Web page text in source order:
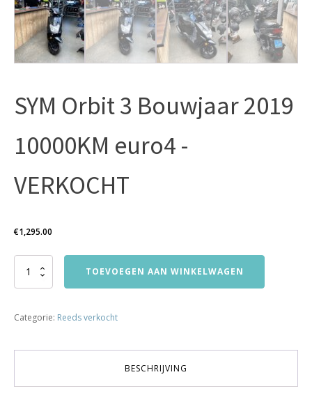
SYM Orbit 3 Bouwjaar 2019
10000KM euro4 -
VERKOCHT
€1,295.00
SYM
2019
aantal
TOEVOEGEN AAN WINKELWAGEN
Categorie: Reeds verkocht
BESCHRIJVING